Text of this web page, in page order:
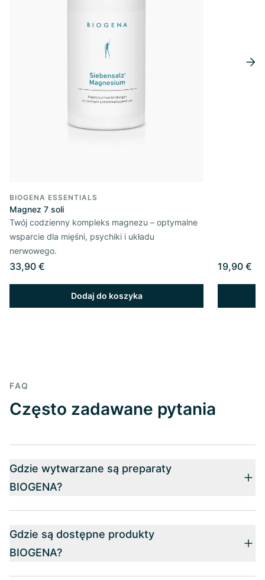
BIOGENA ESSENTIALS
Magnez 7 soli
Twój codzienny kompleks magnezu – optymalne
wsparcie dla mięśni, psychiki i układu
nerwowego.
33,90 €
Dodaj do koszyka
19,90 €
FAQ
Często zadawane pytania
Gdzie wytwarzane są preparaty
BIOGENA?
Gdzie są dostępne produkty
BIOGENA?